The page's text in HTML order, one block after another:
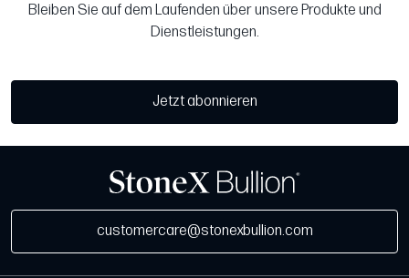
Bleiben Sie auf dem Laufenden über unsere Produkte und
Dienstleistungen.
Jetzt abonnieren
customercare@stonexbullion.com